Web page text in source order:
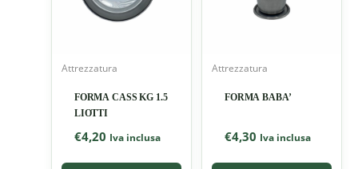
Attrezzatura
FORMA CASS KG 1.5
LIOTTI
€4,20 Iva inclusa
Attrezzatura
FORMA BABA’
€4,30 Iva inclusa